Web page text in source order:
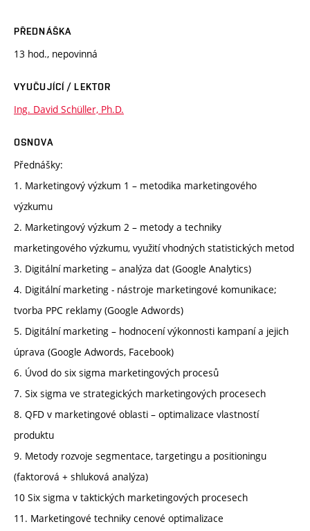
PŘEDNÁŠKA
13 hod., nepovinná
VYUČUJÍCÍ / LEKTOR
Ing. David Schüller, Ph.D.
OSNOVA
Přednášky:
1. Marketingový výzkum 1 – metodika marketingového
výzkumu
2. Marketingový výzkum 2 – metody a techniky
marketingového výzkumu, využití vhodných statistických metod
3. Digitální marketing – analýza dat (Google Analytics)
4. Digitální marketing - nástroje marketingové komunikace;
tvorba PPC reklamy (Google Adwords)
5. Digitální marketing – hodnocení výkonnosti kampaní a jejich
úprava (Google Adwords, Facebook)
6. Úvod do six sigma marketingových procesů
7. Six sigma ve strategických marketingových procesech
8. QFD v marketingové oblasti – optimalizace vlastností
produktu
9. Metody rozvoje segmentace, targetingu a positioningu
(faktorová + shluková analýza)
10 Six sigma v taktických marketingových procesech
11. Marketingové techniky cenové optimalizace